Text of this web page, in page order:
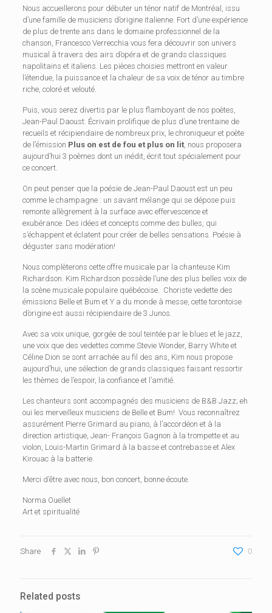
Nous accueillerons pour débuter un ténor natif de Montréal, issu
d’une famille de musiciens d’origine italienne. Fort d’une expérience
de plus de trente ans dans le domaine professionnel de la
chanson, Francesco Verrecchia vous fera découvrir son univers
musical à travers des airs d’opéra et de grands classiques
napolitains et italiens. Les pièces choisies mettront en valeur
l’étendue, la puissance et la chaleur de sa voix de ténor au timbre
riche, coloré et velouté.
Puis, vous serez divertis par le plus flamboyant de nos poètes,
Jean-Paul Daoust. Écrivain prolifique de plus d’une trentaine de
recueils et récipiendaire de nombreux prix, le chroniqueur et poète
de l’émission Plus on est de fou et plus on lit, nous proposera
aujourd’hui 3 poèmes dont un inédit, écrit tout spécialement pour
ce concert.
On peut penser que la poésie de Jean-Paul Daoust est un peu
comme le champagne : un savant mélange qui se dépose puis
remonte allègrement à la surface avec effervescence et
exubérance. Des idées et concepts comme des bulles, qui
s’échappent et éclatent pour créer de belles sensations. Poésie à
déguster sans modération!
Nous complèterons cette offre musicale par la chanteuse Kim
Richardson. Kim Richardson possède l’une des plus belles voix de
la scène musicale populaire québécoise. Choriste vedette des
émissions Belle et Bum et Y a du monde à messe, cette torontoise
d’origine est aussi récipiendaire de 3 Junos.
Avec sa voix unique, gorgée de soul teintée par le blues et le jazz,
une voix que des vedettes comme Stevie Wonder, Barry White et
Céline Dion se sont arrachée au fil des ans, Kim nous propose
aujourd’hui, une sélection de grands classiques faisant ressortir
les thèmes de l’espoir, la confiance et l’amitié.
Les chanteurs sont accompagnés des musiciens de B&B Jazz; eh
oui les merveilleux musiciens de Belle et Bum! Vous reconnaîtrez
assurément Pierre Grimard au piano, à l’accordéon et à la
direction artistique, Jean- François Gagnon à la trompette et au
violon, Louis-Martin Grimard à la basse et contrebasse et Alex
Kirouac à la batterie.
Merci d’être avec nous, bon concert, bonne écoute.
Norma Ouellet
Art et spiritualité
Share 0
Related posts